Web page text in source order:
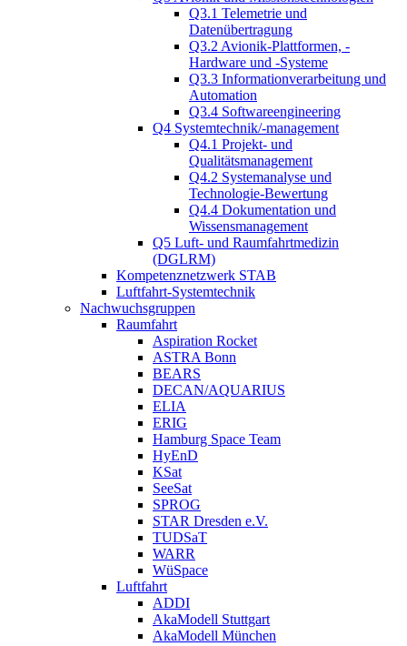
Q3.1 Telemetrie und
Datenübertragung
Q3.2 Avionik-Plattformen, -
Hardware und -Systeme
Q3.3 Informationverarbeitung und
Automation
Q3.4 Softwareengineering
Q4 Systemtechnik/-management
Q4.1 Projekt- und
Qualitätsmanagement
Q4.2 Systemanalyse und
Technologie-Bewertung
Q4.4 Dokumentation und
Wissensmanagement
Q5 Luft- und Raumfahrtmedizin
(DGLRM)
Kompetenznetzwerk STAB
Luftfahrt-Systemtechnik
Nachwuchsgruppen
Raumfahrt
Aspiration Rocket
ASTRA Bonn
BEARS
DECAN/AQUARIUS
ELIA
ERIG
Hamburg Space Team
HyEnD
KSat
SeeSat
SPROG
STAR Dresden e.V.
TUDSaT
WARR
WüSpace
Luftfahrt
ADDI
AkaModell Stuttgart
AkaModell München